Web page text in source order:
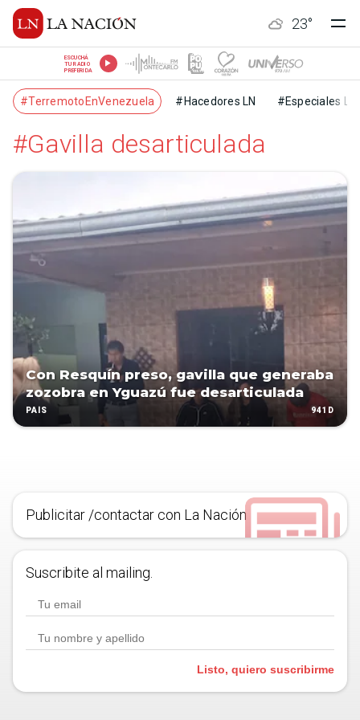
23°
ESCUCHÁ
TU RADIO
PREFERIDA
#TerremotoEnVenezuela #Hacedores LN #Especiales LN
#Gavilla desarticulada
Con Resquín preso, gavilla que generaba
zozobra en Yguazú fue desarticulada
PAÍS 941D
Publicitar /contactar con La Nación
Suscribite al mailing.
Listo, quiero suscribirme